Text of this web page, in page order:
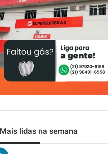
Mais lidas na semana